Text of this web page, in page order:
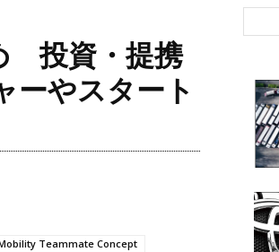
動
投資・提携
ーやスタート
Teammate Concept